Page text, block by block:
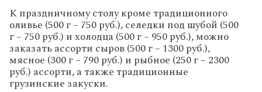
К праздничному столу кроме традиционного
оливье (500 г – 750 руб.), селедки под шубой (500
г – 750 руб.) и холодца (500 г – 950 руб.), можно
заказать ассорти сыров (500 г – 1300 руб.),
мясное (300 г – 790 руб.) и рыбное (250 г – 2300
руб.) ассорти, а также традиционные
грузинские закуски.